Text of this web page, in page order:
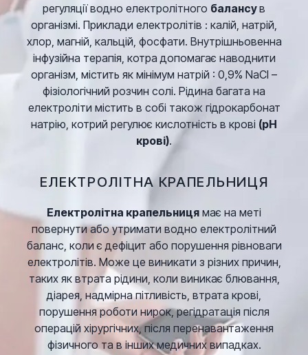
регуляції водно електролітного балансув
організмі. Приклади електролітів : калій, натрій,
хлор, магній, кальцій, фосфати. Внутрішньовенна
інфузійна терапія, котра допомагає наводнити
організм, містить як мінімум натрій : 0,9% NaCl –
фізіологічний розчин солі. Рідина багата на
електроліти містить в собі також гідрокарбонат
натрію, котрий регулює кислотність в крові (pH
крові).
ЕЛЕКТРОЛІТНА КРАПЕЛЬНИЦЯ
Електролітна крапельниця має на меті
повернути або утримати водно електролітний
баланс, коли є дефіцит або порушення рівноваги
електролітів. Може це виникати з різних причин,
таких як втрата рідини, коли виникає блювання,
діарея, надмірна пітливість, втрата крові,
порушення роботи нирок, регідратація після
операцій хірургічних, після перенавантаження
фізичного та в інших медичних випадках.